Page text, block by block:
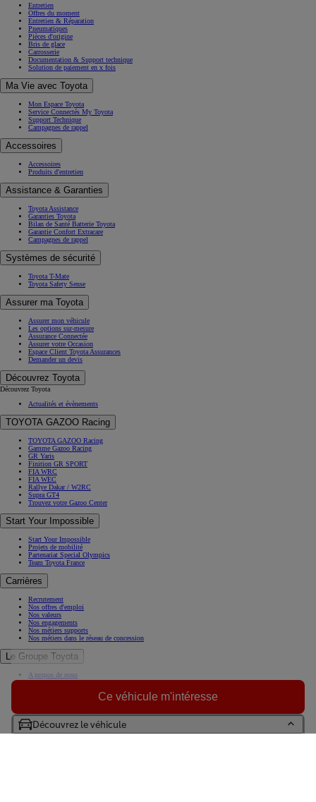
Ce véhicule m'intéresse
Découvrez le véhicule
Entretien
Offres du moment
Entretien & Réparation
Pneumatiques
Pièces d'origine
Bris de glace
Carrosserie
Documentation & Support technique
Solution de paiement en x fois
Ma Vie avec Toyota
Mon Espace Toyota
Service Connectés My Toyota
Support Technique
Campagnes de rappel
Accessoires
Accessoires
Produits d'entretien
Assistance & Garanties
Toyota Assistance
Garanties Toyota
Bilan de Santé Batterie Toyota
Garantie Confort Extracare
Campagnes de rappel
Systèmes de sécurité
Toyota T-Mate
Toyota Safety Sense
Assurer ma Toyota
Assurer mon véhicule
Les options sur-mesure
Assurance Connectée
Assurer votre Occasion
Espace Client Toyota Assurances
Demander un devis
Découvrez Toyota
Découvrez Toyota
Actualités et évènements
TOYOTA GAZOO Racing
TOYOTA GAZOO Racing
Gamme Gazoo Racing
GR Yaris
Finition GR SPORT
FIA WRC
FIA WEC
Rallye Dakar / W2RC
Supra GT4
Trouvez votre Gazoo Center
Start Your Impossible
Start Your Impossible
Projets de mobilité
Partenariat Special Olympics
Team Toyota France
Carrières
Recrutement
Nos offres d'emploi
Nos valeurs
Nos engagements
Nos métiers supports
Nos métiers dans le réseau de concession
Le Groupe Toyota
A propos de nous
Histoire
Toujours plus loin
KINTO, la solution de mobilité sans contrainte